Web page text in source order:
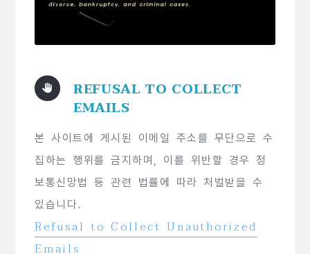
REFUSAL TO COLLECT
EMAILS
본 사이트에 게시된 이메일 주소를 무단으로 수
집하는 행위를 금지하며, 이를 위반할 경우 정
보통신망법 등 관련 법률에 따라 처벌받을 수
있습니다.
Refusal to Collect Unauthorized
Emails